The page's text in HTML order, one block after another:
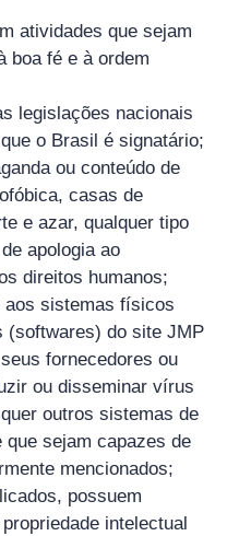
atividades que sejam
boa fé e à ordem
legislações nacionais
o Brasil é signatário;
ou conteúdo de
casas de
e azar, qualquer tipo
apologia ao
direitos humanos;
aos sistemas físicos
(softwares) do site JMP
fornecedores ou
ou disseminar vírus
outros sistemas de
que sejam capazes de
mencionados;
possuem
intelectual